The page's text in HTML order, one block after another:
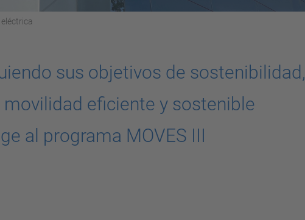
sus objetivos de sostenibilidad,
eficiente y sostenible
al programa MOVES III